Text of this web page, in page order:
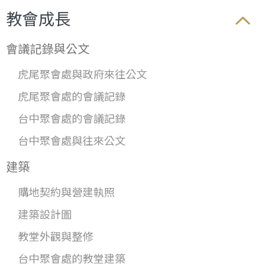
教會成長
會議記錄與公文
虎尾聚會處與政府來往公文
虎尾聚會處的會議記錄
台中聚會處的會議記錄
台中聚會處與往來公文
建築
購地契約與營建執照
建築設計圖
教堂外觀與整修
台中聚會處的教堂建築